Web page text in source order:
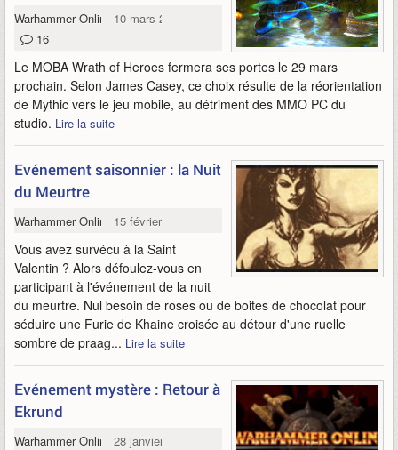
Warhammer Online Wrath of Heroes
10 mars 2013
16
Le MOBA Wrath of Heroes fermera ses portes le 29 mars
prochain. Selon James Casey, ce choix résulte de la réorientation
de Mythic vers le jeu mobile, au détriment des MMO PC du
studio. Lire la suite
Evénement saisonnier : la Nuit
du Meurtre
Warhammer Online 15 février 2013
Vous avez survécu à la Saint
Valentin ? Alors défoulez-vous en
participant à l'événement de la nuit
du meurtre. Nul besoin de roses ou de boites de chocolat pour
séduire une Furie de Khaine croisée au détour d'une ruelle
sombre de praag... Lire la suite
Evénement mystère : Retour à
Ekrund
Warhammer Online
28 janvier 2013